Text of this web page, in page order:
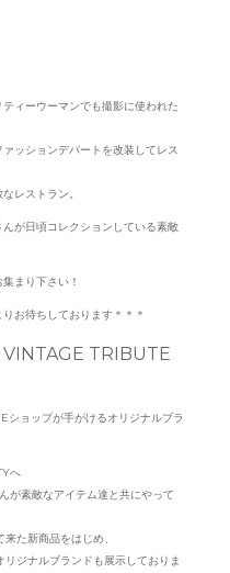
ィーウーマンでも撮影に使われた
ッションデパートを改装してレス
レストラン。
が日頃コレクションしている素敵
まり下さい！
お待ちしております＊＊＊
TRIBUTE
ップが手がけるオリジナルブラ
へ
が素敵なアイテム達と共にやって
た新商品をはじめ、
ジナルブランドも展示しておりま